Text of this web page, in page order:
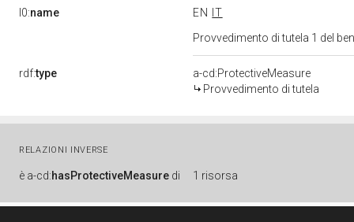
l0:name EN
IT
Provvedimento di tutela 1 del
rdf:type
a-cd:ProtectiveMeasure
Provvedimento di tutela
RELAZIONI INVERSE
è a-cd:hasProtectiveMeasure di 1 risorsa